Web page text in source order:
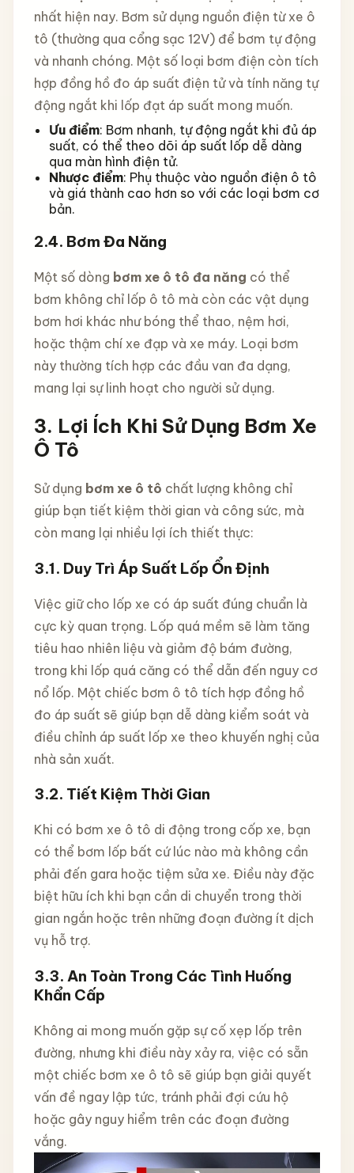
nhất hiện nay. Bơm sử dụng nguồn điện từ xe ô
tô (thường qua cổng sạc 12V) để bơm tự động
và nhanh chóng. Một số loại bơm điện còn tích
hợp đồng hồ đo áp suất điện tử và tính năng tự
động ngắt khi lốp đạt áp suất mong muốn.
Ưu điểm: Bơm nhanh, tự động ngắt khi đủ áp
suất, có thể theo dõi áp suất lốp dễ dàng
qua màn hình điện tử.
Nhược điểm: Phụ thuộc vào nguồn điện ô tô
và giá thành cao hơn so với các loại bơm cơ
bản.
2.4. Bơm Đa Năng
Một số dòng bơm xe ô tô đa năng có thể
bơm không chỉ lốp ô tô mà còn các vật dụng
bơm hơi khác như bóng thể thao, nệm hơi,
hoặc thậm chí xe đạp và xe máy. Loại bơm
này thường tích hợp các đầu van đa dạng,
mang lại sự linh hoạt cho người sử dụng.
3. Lợi Ích Khi Sử Dụng Bơm Xe
Ô Tô
Sử dụng bơm xe ô tô chất lượng không chỉ
giúp bạn tiết kiệm thời gian và công sức, mà
còn mang lại nhiều lợi ích thiết thực:
3.1. Duy Trì Áp Suất Lốp Ổn Định
Việc giữ cho lốp xe có áp suất đúng chuẩn là
cực kỳ quan trọng. Lốp quá mềm sẽ làm tăng
tiêu hao nhiên liệu và giảm độ bám đường,
trong khi lốp quá căng có thể dẫn đến nguy cơ
nổ lốp. Một chiếc bơm ô tô tích hợp đồng hồ
đo áp suất sẽ giúp bạn dễ dàng kiểm soát và
điều chỉnh áp suất lốp xe theo khuyến nghị của
nhà sản xuất.
3.2. Tiết Kiệm Thời Gian
Khi có bơm xe ô tô di động trong cốp xe, bạn
có thể bơm lốp bất cứ lúc nào mà không cần
phải đến gara hoặc tiệm sửa xe. Điều này đặc
biệt hữu ích khi bạn cần di chuyển trong thời
gian ngắn hoặc trên những đoạn đường ít dịch
vụ hỗ trợ.
3.3. An Toàn Trong Các Tình Huống
Khẩn Cấp
Không ai mong muốn gặp sự cố xẹp lốp trên
đường, nhưng khi điều này xảy ra, việc có sẵn
một chiếc bơm xe ô tô sẽ giúp bạn giải quyết
vấn đề ngay lập tức, tránh phải đợi cứu hộ
hoặc gây nguy hiểm trên các đoạn đường
vắng.